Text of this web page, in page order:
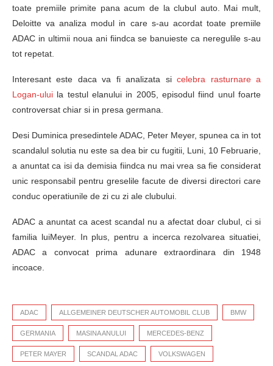
toate premiile primite pana acum de la clubul auto. Mai mult,
Deloitte va analiza modul in care s-au acordat toate premiile
ADAC in ultimii noua ani fiindca se banuieste ca neregulile s-au
tot repetat.
Interesant este daca va fi analizata sicelebra rasturnare a
Logan-ului la testul elanului in 2005, episodul fiind unul foarte
controversat chiar si in presa germana.
Desi Duminica presedintele ADAC, Peter Meyer, spunea ca in tot
scandalul solutia nu este sa dea bir cu fugitii, Luni, 10 Februarie,
a anuntat ca isi da demisia fiindca nu mai vrea sa fie considerat
unic responsabil pentru greselile facute de diversi directori care
conduc operatiunile de zi cu zi ale clubului.
ADAC a anuntat ca acest scandal nu a afectat doar clubul, ci si
familia luiMeyer. In plus, pentru a incerca rezolvarea situatiei,
ADAC a convocat prima adunare extraordinara din 1948
incoace.
ADAC ALLGEMEINER DEUTSCHER AUTOMOBIL CLUB BMW
GERMANIA MASINA ANULUI MERCEDES-BENZ
PETER MAYER SCANDAL ADAC VOLKSWAGEN